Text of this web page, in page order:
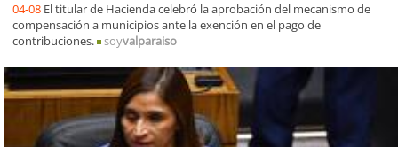
04-08 El titular de Hacienda celebró la aprobación del mecanismo de
compensación a municipios ante la exención en el pago de
contribuciones.
soyvalparaiso